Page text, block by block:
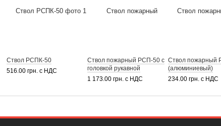
Ствол РСПК-50
516.00 грн. с НДС
Ствол пожарный РСП-50 с
головкой рукавной
1 173.00 грн. с НДС
Ствол пожарный
(алюминиевый)
234.00 грн. с НДС